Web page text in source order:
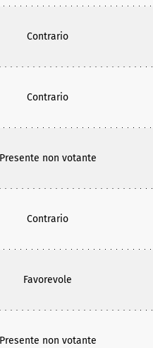
Contrario
Contrario
Presente non votante
Contrario
Favorevole
Presente non votante